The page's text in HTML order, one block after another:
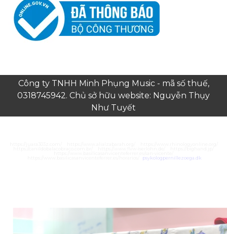
Công ty TNHH Minh Phụng Music - mã số thuế,
0318745942. Chủ sở hữu website: Nguyễn Thụy
Như Tuyết
psykologpernillezoega.dk